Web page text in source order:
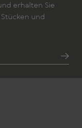
erhalten Sie
und